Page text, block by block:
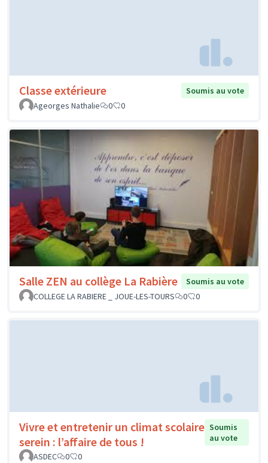
Classe extérieure
Soumis au vote
Ageorges Nathalie
0 0
Salle ZEN au collège La Rabière
Soumis au vote
COLLEGE LA RABIERE _ JOUE-LES-TOURS
0 0
Vivre et entretenir un climat scolaire
serein : l’affaire de tous !
Soumis
au vote
ASDEC
0 0